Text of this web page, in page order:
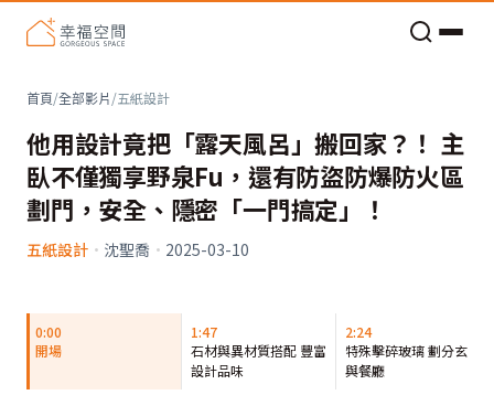
首頁/全部影片/五紙設計
他用設計竟把「露天風呂」搬回家？！ 主
臥不僅獨享野泉Fu，還有防盜防爆防火區
劃門，安全、隱密「一門搞定」！
五紙設計 · 沈聖喬 · 2025-03-10
0:00
開場
1:47
石材與異材質搭配 豐富
設計品味
2:24
特殊擊碎玻璃 劃分玄關
與餐廳